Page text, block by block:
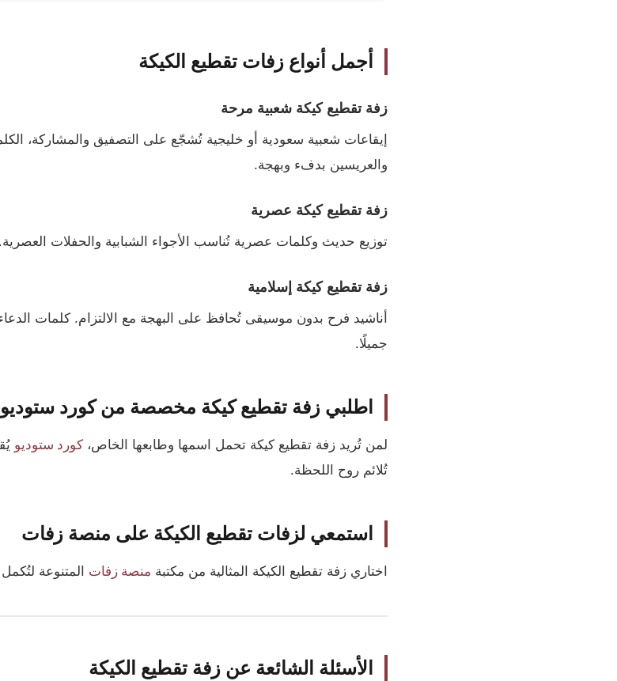
أجمل أنواع زفات تقطيع الكيكة
زفة تقطيع كيكة شعبية مرحة
إيقاعات شعبية سعودية أو خليجية تُشجّع على التصفيق والمشاركة،
والعريسين بدفء وبهجة.
زفة تقطيع كيكة عصرية
توزيع حديث وكلمات عصرية تُناسب الأجواء الشبابية والحفلات
زفة تقطيع كيكة إسلامية
أناشيد فرح بدون موسيقى تُحافظ على البهجة مع الالتزام. كلمات
جميلًا.
اطلبي زفة تقطيع كيكة مخصصة من كورد ستوديو
لمن تُريد زفة تقطيع كيكة تحمل اسمها وطابعها الخاص، كورد ستوديو
تُلائم روح اللحظة.
استمعي لزفات تقطيع الكيكة على منصة زفات
اختاري زفة تقطيع الكيكة المثالية من مكتبة منصة زفات المتنوعة لتُكمل
الأسئلة الشائعة عن زفة تقطيع الكيكة